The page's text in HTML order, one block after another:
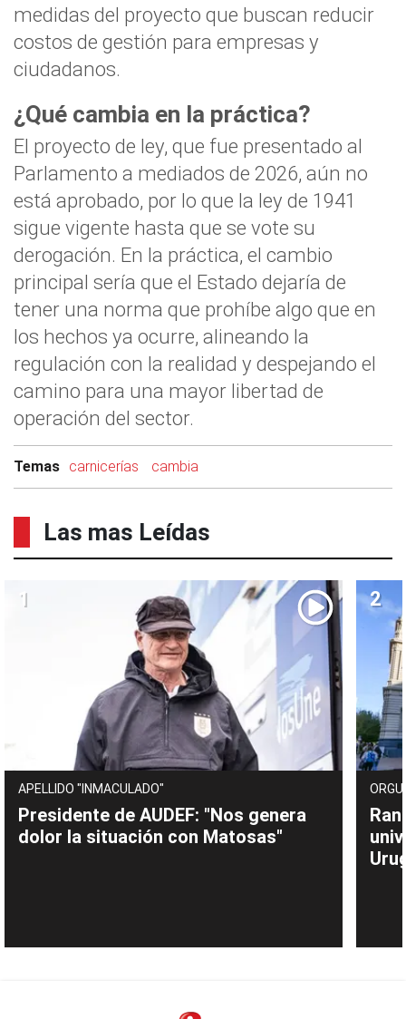
medidas del proyecto que buscan reducir
costos de gestión para empresas y
ciudadanos.
¿Qué cambia en la práctica?
El proyecto de ley, que fue presentado al
Parlamento a mediados de 2026, aún no
está aprobado, por lo que la ley de 1941
sigue vigente hasta que se vote su
derogación. En la práctica, el cambio
principal sería que el Estado dejaría de
tener una norma que prohíbe algo que en
los hechos ya ocurre, alineando la
regulación con la realidad y despejando el
camino para una mayor libertad de
operación del sector.
Temas carnicerías cambia
Las mas Leídas
APELLIDO "INMACULADO"
Presidente de AUDEF: "Nos genera
dolor la situación con Matosas"